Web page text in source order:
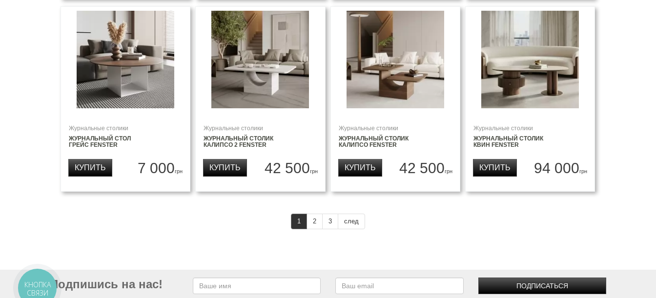
Журнальные столики
ЖУРНАЛЬНЫЙ СТОЛ
ГРЕЙС FENSTER
7 000грн
КУПИТЬ
Журнальные столики
ЖУРНАЛЬНЫЙ СТОЛИК
КАЛИПСО 2 FENSTER
42 500грн
КУПИТЬ
Журнальные столики
ЖУРНАЛЬНЫЙ СТОЛИК
КАЛИПСО FENSTER
42 500грн
КУПИТЬ
Журнальные столики
ЖУРНАЛЬНЫЙ СТОЛИК
КВИН FENSTER
94 000грн
КУПИТЬ
1 2 3 след
Подпишись на нас! ПОДПИСАТЬСЯ
КНОПКА
СВЯЗИ